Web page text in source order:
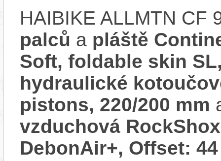
HAIBIKE ALLMTN CF
palců a pláště
Soft, foldable skin
hydraulické
pistons, 220/200 mm
vzduchová
DebonAir+, Offset: